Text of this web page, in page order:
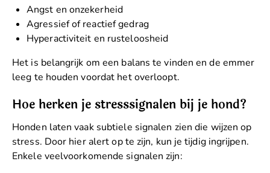
Angst en onzekerheid
Agressief of reactief gedrag
Hyperactiviteit en rusteloosheid
Het is belangrijk om een balans te vinden en de emmer
leeg te houden voordat het overloopt.
Hoe herken je stresssignalen bij je hond?
Honden laten vaak subtiele signalen zien die wijzen op
stress. Door hier alert op te zijn, kun je tijdig ingrijpen.
Enkele veelvoorkomende signalen zijn: